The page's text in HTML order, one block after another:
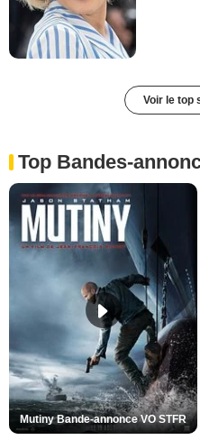
Voir le top
Top Bandes-
Mutiny Bande-annonce VO STFR